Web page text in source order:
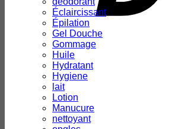
Éclaircissant
Épilation
Gel Douche
Gommage
Huile
Hydratant
Hygiene
lait
Lotion
Manucure
nettoyant